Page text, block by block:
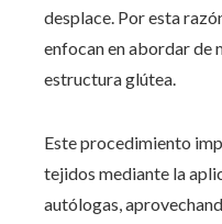
desplace. Por esta
enfocan en abordar de
estructura glútea.
Este procedimiento
tejidos mediante la
autólogas,